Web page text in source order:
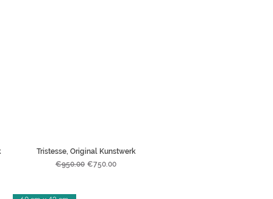
Tristesse, Original Kunstwerk
Regular Price
€950.00 Sale Price
€750.00